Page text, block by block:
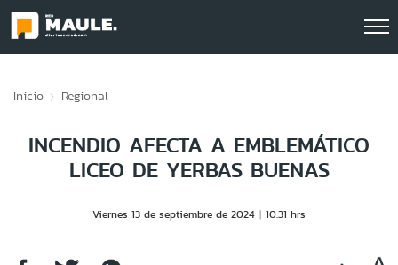
Inicio Regional
INCENDIO AFECTA A EMBLEMÁTICO
LICEO DE YERBAS BUENAS
Viernes 13 de septiembre de 2024 10:31 hrs